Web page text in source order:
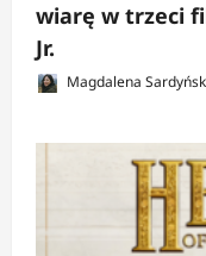
wiarę w trzeci
Jr.
Magdalena